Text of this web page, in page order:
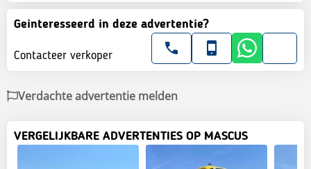
Geinteresseerd in deze advertentie?
Contacteer verkoper
Verdachte advertentie melden
VERGELIJKBARE ADVERTENTIES OP MASCUS